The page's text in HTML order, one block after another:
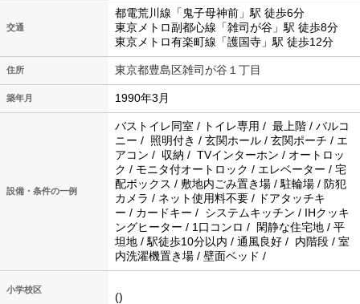
交通
都電荒川線「鬼子母神前」駅 徒歩6分
東京メトロ副都心線「雑司が谷」駅 徒歩8分
東京メトロ有楽町線「護国寺」駅 徒歩12分
住所 東京都豊島区雑司が谷１丁目
築年月 1990年3月
設備・条件の一例
バストイレ同室 / トイレ専用 / 最上階 / バルコ
ニー / 照明付き / 玄関ホール / 玄関ポーチ / エ
アコン / 収納 / TVインターホン / オートロッ
ク / モニタ付オートロック / エレベーター / 宅
配ボックス / 敷地内ごみ置き場 / 駐輪場 / 防犯
カメラ / ネット使用料不要 / ドアタッチキ
ー / カードキー / システムキッチン / IHクッキ
ングヒーター / 1口コンロ / 閑静な住宅地 / 平
坦地 / 駅徒歩10分以内 / 通風良好 / 内階段 / 室
内洗濯機置き場 / 壁面ベッド /
小学校区
()